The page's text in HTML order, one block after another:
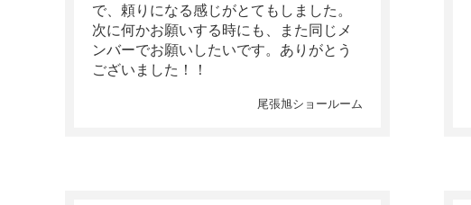
で、頼りになる感じがとてもしました。
次に何かお願いする時にも、また同じメ
ンバーでお願いしたいです。ありがとう
ございました！！
尾張旭ショールーム